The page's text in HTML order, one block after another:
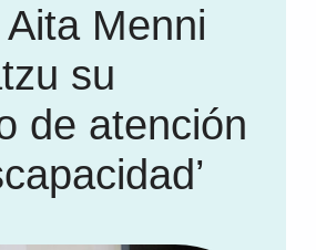
Menni
su
de atención